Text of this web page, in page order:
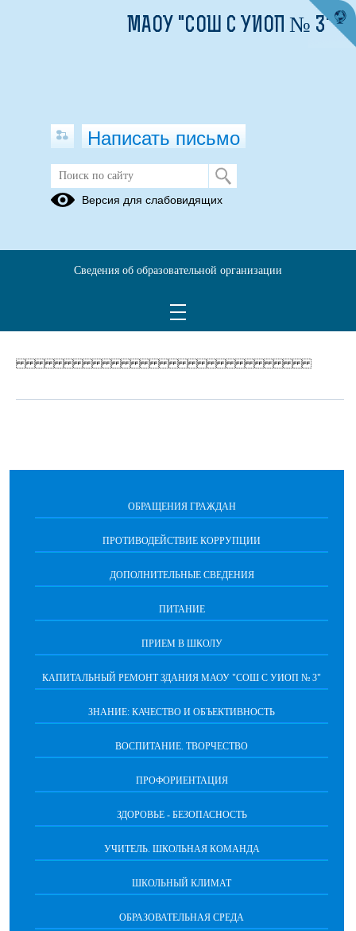
Отчет об использовании имущества
Опубликовано на сайте
ОБРАЩЕНИЯ ГРАЖДАН
ПРОТИВОДЕЙСТВИЕ КОРРУПЦИИ
ДОПОЛНИТЕЛЬНЫЕ СВЕДЕНИЯ
ПИТАНИЕ
ПРИЕМ В ШКОЛУ
КАПИТАЛЬНЫЙ РЕМОНТ ЗДАНИЯ МАОУ "СОШ С УИОП № 3"
ЗНАНИЕ: КАЧЕСТВО И ОБЪЕКТИВНОСТЬ
ВОСПИТАНИЕ. ТВОРЧЕСТВО
ПРОФОРИЕНТАЦИЯ
ЗДОРОВЬЕ - БЕЗОПАСНОСТЬ
УЧИТЕЛЬ. ШКОЛЬНАЯ КОМАНДА
ШКОЛЬНЫЙ КЛИМАТ
ОБРАЗОВАТЕЛЬНАЯ СРЕДА
МАОУ "СОШ С УИОП № 3"
Написать письмо
Версия для слабовидящих
Сведения об образовательной организации